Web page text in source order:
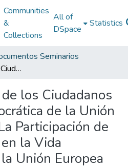
Communities
&
Collections
All of
DSpace
Statistics
Seminarios
La Participación de los Ciudadanos en la Vida Democrática de la Unión Europea 2005: La Participación de los Ciudadanos en la Vida Democrática de la Unión Europea 2005
los Ciudadanos
de la Unión
Participación de
la Vida
Unión Europea